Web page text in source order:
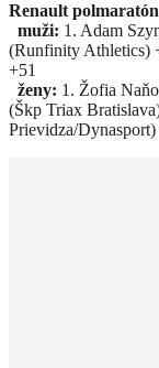
Renault
muži: 1. Adam
(Runfinity Athletics)
+51
ženy: 1. Žofia
(Škp Triax
Prievidza/